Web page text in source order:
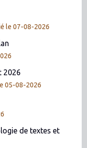
le 07-08-2026
2026
05-08-2026
de textes et